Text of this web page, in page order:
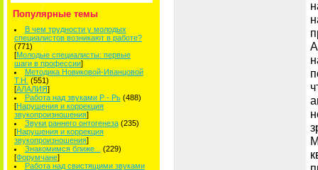
Популярные темы
В чем трудности у молодых
специалистов возникают в работе?
(771)
[Молодые специалисты: первые
шаги в профессии]
Методика Новиковой-Иванцовой
Т.Н. (551)
[АЛАЛИЯ]
Работа над звуками Р - Рь (488)
[Нарушения и коррекция
звукопроизношения]
Звуки раннего онтогенеза (235)
[Нарушения и коррекция
звукопроизношения]
Знакомимся ближе...
(229)
[Форумчане]
Работа над свистящими звуками